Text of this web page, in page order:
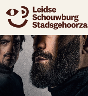
naar agenda